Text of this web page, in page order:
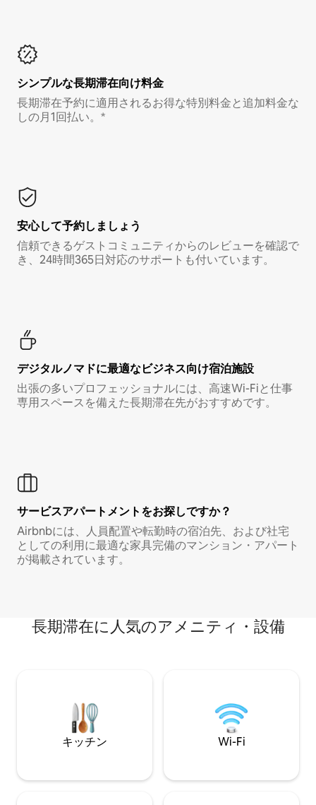
シンプルな長期滞在向け料金
長期滞在予約に適用されるお得な特別料金と追加料金な
しの月1回払い。*
安心して予約しましょう
信頼できるゲストコミュニティからのレビューを確認で
き、24時間365日対応のサポートも付いています。
デジタルノマド⁠に最⁠適⁠なビ⁠ジ⁠ネ⁠ス⁠向⁠け宿⁠泊⁠施⁠設
出張の多いプロフェッショナルには、高速Wi-Fiと仕事
専用スペースを備えた長期滞在先がおすすめです。
サービスアパートメントをお探しですか？
Airbnbには、人員配置や転勤時の宿泊先、および社宅
としての利用に最適な家具完備のマンション・アパート
が掲載されています。
長期滞在に人気のアメニティ・設備
キッチン Wi-Fi